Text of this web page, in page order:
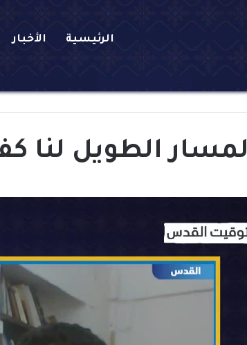
الرئيسية الأخبار
الطويل لنا